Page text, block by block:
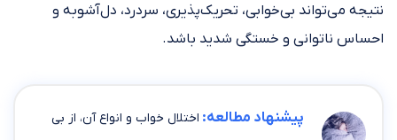
نتیجه می‌تواند بی‌خوابی، تحریک‌پذیری، سردرد، دل‌آشوبه و
احساس ناتوانی و خستگی شدید باشد.
پیشنهاد مطالعه: اختلال خواب و انواع آن، از بی